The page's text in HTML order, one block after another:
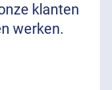
klanten
werken.